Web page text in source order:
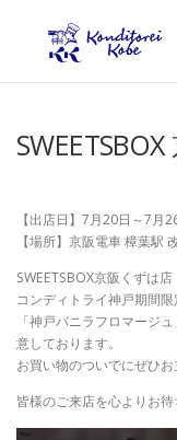
【出店日】7月20日～7月
【場所】京阪電車 樟葉駅
SWEETSBOX京阪くずは
コンディトライ神戸期間限
「神戸バニラフロマージ
意しております。
お買い物のついでにぜひお
皆様のご来店を心よりお待